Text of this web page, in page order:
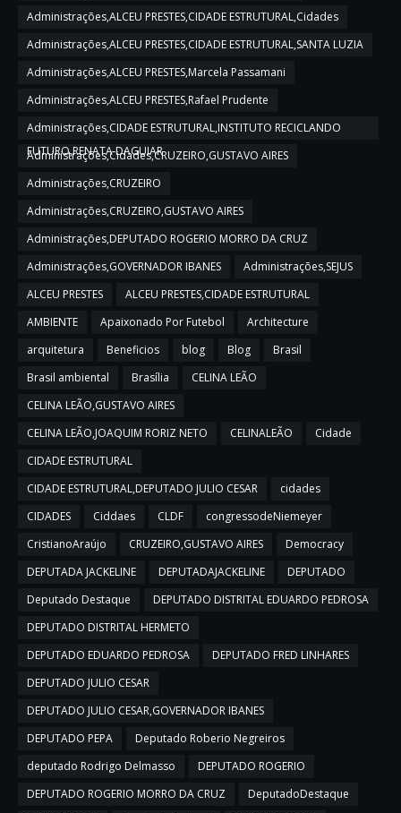
Administrações,ALCEU PRESTES,CIDADE ESTRUTURAL,Cidades
Administrações,ALCEU PRESTES,CIDADE ESTRUTURAL,SANTA LUZIA
Administrações,ALCEU PRESTES,Marcela Passamani
Administrações,ALCEU PRESTES,Rafael Prudente
Administrações,CIDADE ESTRUTURAL,INSTITUTO RECICLANDO
FUTURO,RENATA DAGUIAR
Administrações,Cidades,CRUZEIRO,GUSTAVO AIRES
Administrações,CRUZEIRO
Administrações,CRUZEIRO,GUSTAVO AIRES
Administrações,DEPUTADO ROGERIO MORRO DA CRUZ
Administrações,GOVERNADOR IBANES
Administrações,SEJUS
ALCEU PRESTES
ALCEU PRESTES,CIDADE ESTRUTURAL
AMBIENTE
Apaixonado Por Futebol
Architecture
arquitetura
Beneficios blog Blog
Brasil
Brasil ambiental
Brasília
CELINA LEÃO
CELINA LEÃO,GUSTAVO AIRES
CELINA LEÃO,JOAQUIM RORIZ NETO
CELINALEÃO
Cidade
CIDADE ESTRUTURAL
CIDADE ESTRUTURAL,DEPUTADO JULIO CESAR
cidades
CIDADES
Ciddaes CLDF
congressodeNiemeyer
CristianoAraújo
CRUZEIRO,GUSTAVO AIRES
Democracy
DEPUTADA JACKELINE
DEPUTADAJACKELINE
DEPUTADO
Deputado Destaque
DEPUTADO DISTRITAL EDUARDO PEDROSA
DEPUTADO DISTRITAL HERMETO
DEPUTADO EDUARDO PEDROSA
DEPUTADO FRED LINHARES
DEPUTADO JULIO CESAR
DEPUTADO JULIO CESAR,GOVERNADOR IBANES
DEPUTADO PEPA
Deputado Roberio Negreiros
deputado Rodrigo Delmasso
DEPUTADO ROGERIO
DEPUTADO ROGERIO MORRO DA CRUZ
DeputadoDestaque